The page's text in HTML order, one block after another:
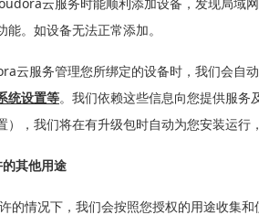
云服务时能顺利添加设备，发现局域网
。如设备无法正常添加。
云服务管理您所绑定的设备时，我们会自
统设置等。我们依赖这些信息向您提供服务
，我们将在有升级包时自动为您安装运行，
的其他用途
的情况下，我们会按照您授权的用途收集和使